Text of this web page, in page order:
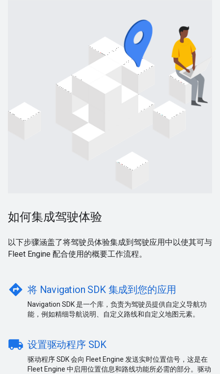
如何集成驾驶体验
以下步骤涵盖了将驾驶员体验集成到驾驶应用中以使其可与
Fleet Engine 配合使用的概要工作流程。
directions 将 Navigation SDK 集成到您的应用
Navigation SDK 是一个库，负责为驾驶员提供自定义导航功
能，例如精细导航说明、自定义路线和自定义地图元素。
local_shipping 设置驱动程序 SDK
驱动程序 SDK 会向 Fleet Engine 发送实时位置信号，这是在
Fleet Engine 中启用位置信息和路线功能所必需的部分。驱动